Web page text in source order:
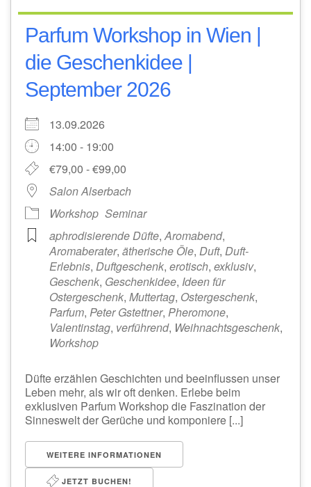
Parfum Workshop in Wien |
die Geschenkidee |
September 2026
13.09.2026
14:00 - 19:00
€79,00 - €99,00
Salon Alserbach
Workshop Seminar
aphrodisierende Düfte,Aromabend,
Aromaberater, ätherische Öle, Duft, Duft-
Erlebnis, Duftgeschenk, erotisch, exklusiv,
Geschenk, Geschenkidee, Ideen für
Ostergeschenk, Muttertag, Ostergeschenk,
Parfum, Peter Gstettner, Pheromone,
Valentinstag, verführend, Weihnachtsgeschenk,
Workshop
Düfte erzählen Geschichten und beeinflussen unser
Leben mehr, als wir oft denken. Erlebe beim
exklusiven Parfum Workshop die Faszination der
Sinneswelt der Gerüche und komponiere [...]
WEITERE INFORMATIONEN
JETZT BUCHEN!